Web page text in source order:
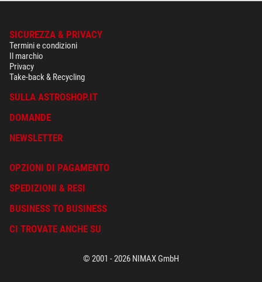
SICUREZZA & PRIVACY
Termini e condizioni
Il marchio
Privacy
Take-back & Recycling
SULLA ASTROSHOP.IT
DOMANDE
NEWSLETTER
OPZIONI DI PAGAMENTO
SPEDIZIONI & RESI
BUSINESS TO BUSINESS
CI TROVATE ANCHE SU
© 2001 - 2026 NIMAX GmbH